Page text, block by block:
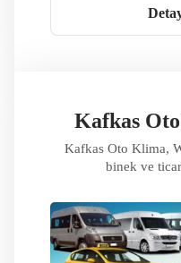
Klima Sorun
Webasto Servis
Webasto Yedek
Kafkas
Kafkas Oto Klima,
binek ve